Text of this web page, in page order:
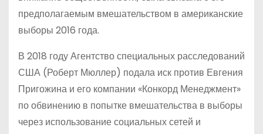
предполагаемым вмешательством в американские
выборы 2016 года.
В 2018 году Агентство специальных расследований
США (Роберт Мюллер) подала иск против Евгения
Пригожина и его компании «Конкорд Менеджмент»
по обвинению в попытке вмешательства в выборы
через использование социальных сетей и